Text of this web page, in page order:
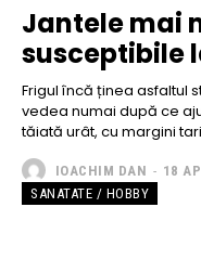
Jantele mai
susceptibile
Frigul încă ținea asfaltul
vedea numai după ce
tăiată urât, cu margini
IOACHIM DAN - 18
SANATATE / HOBBY